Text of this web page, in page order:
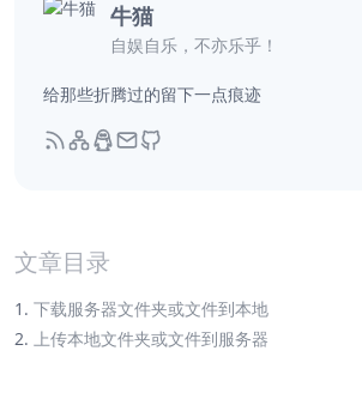
牛猫
自娱自乐，不亦乐乎！
给那些折腾过的留下一点痕迹
文章目录
下载服务器文件夹或文件到本地
上传本地文件夹或文件到服务器